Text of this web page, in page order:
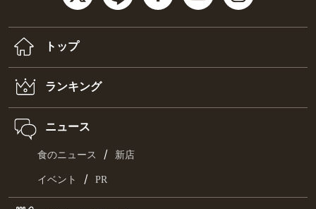
トップ
ランキング
ニュース
食のニュース / 新店
イベント / PR